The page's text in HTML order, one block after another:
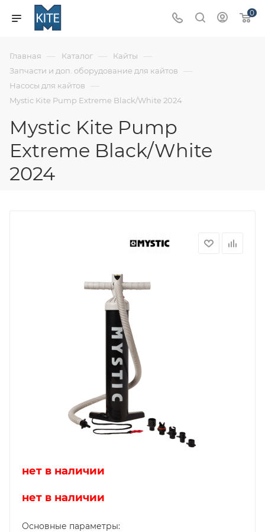
0
Главная — Каталог — Кайты —
Запчасти и доп. оборудование для кайтов —
Насосы для кайтов —
Mystic Kite Pump Extreme Black/White 2024
Mystic Kite Pump
Extreme Black/White
2024
нет в наличии
нет в наличии
Основные параметры: